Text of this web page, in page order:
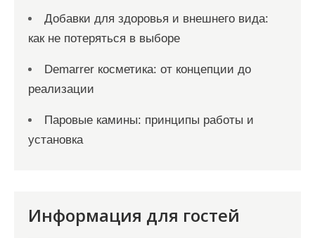
Добавки для здоровья и внешнего вида:
как не потеряться в выборе
Demarrer косметика: от концепции до
реализации
Паровые камины: принципы работы и
установка
Информация для гостей